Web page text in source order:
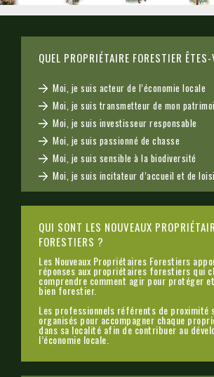
QUEL PROPRIÉTAIRE FORESTIER
Moi, je suis acteur de l’économie locale
Moi, je suis transmetteur de mon
Moi, je suis investisseur responsable
Moi, je suis passionné de chasse
Moi, je suis sensible à la biodiversité
Moi, je suis incitateur d’accueil et de
QUI SONT LES NOUVEAUX
FORESTIERS ?
Les Nouveaux Propriétaires Forestiers
réponses aux propriétaires forestiers qui
comprendre comment agir pour protéger
bien forestier.
Les professionnels référents de proximité
organisés pour accompagner chaque
dans sa localité afin de contribuer au
l’économie locale.